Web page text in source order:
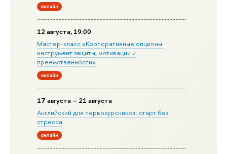
онлайн
12 августа, 19:00
Мастер-класс «Корпоративные опционы:
инструмент защиты, мотивации и
преемственности»
онлайн
17 августа – 21 августа
Английский для первокурсников: старт без
стресса
онлайн